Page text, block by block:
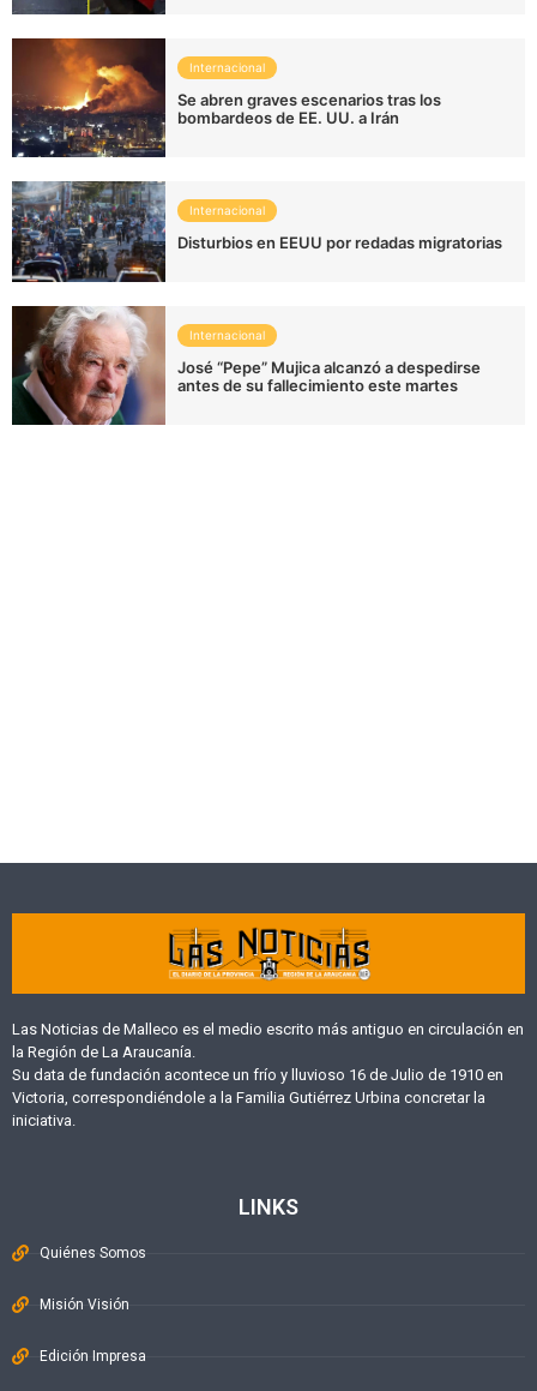
Internacional
Se abren graves escenarios tras los
bombardeos de EE. UU. a Irán
Internacional
Disturbios en EEUU por redadas migratorias
Internacional
José “Pepe” Mujica alcanzó a despedirse
antes de su fallecimiento este martes
Las Noticias de Malleco es el medio escrito más antiguo en circulación en
la Región de La Araucanía.
Su data de fundación acontece un frío y lluvioso 16 de Julio de 1910 en
Victoria, correspondiéndole a la Familia Gutiérrez Urbina concretar la
iniciativa.
LINKS
Quiénes Somos
Misión Visión
Edición Impresa